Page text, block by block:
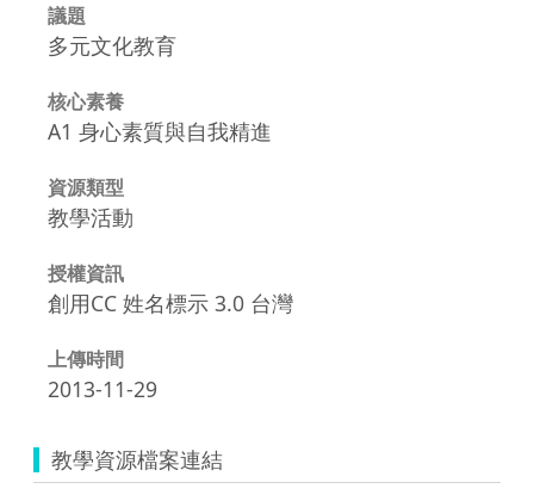
議題
多元文化教育
核心素養
A1 身心素質與自我精進
資源類型
教學活動
授權資訊
創用CC 姓名標示 3.0 台灣
上傳時間
2013-11-29
教學資源檔案連結